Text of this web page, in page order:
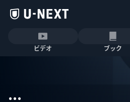
ビデオ ブック
...